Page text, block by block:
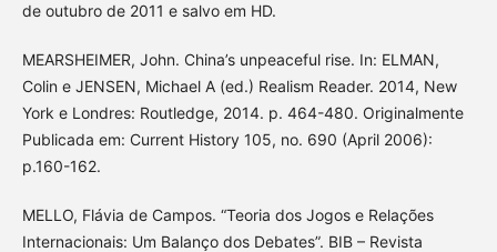
de outubro de 2011 e salvo em HD.
MEARSHEIMER, John. China’s unpeaceful rise. In: ELMAN,
Colin e JENSEN, Michael A (ed.) Realism Reader. 2014, New
York e Londres: Routledge, 2014. p. 464-480. Originalmente
Publicada em: Current History 105, no. 690 (April 2006):
p.160-162.
MELLO, Flávia de Campos. “Teoria dos Jogos e Relações
Internacionais: Um Balanço dos Debates”. BIB – Revista